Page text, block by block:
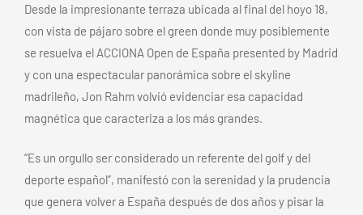
Desde la impresionante terraza ubicada al final del hoyo 18,
con vista de pájaro sobre el green donde muy posiblemente
se resuelva el ACCIONA Open de España presented by Madrid
y con una espectacular panorámica sobre el skyline
madrileño, Jon Rahm volvió evidenciar esa capacidad
magnética que caracteriza a los más grandes.
“Es un orgullo ser considerado un referente del golf y del
deporte español”, manifestó con la serenidad y la prudencia
que genera volver a España después de dos años y pisar la